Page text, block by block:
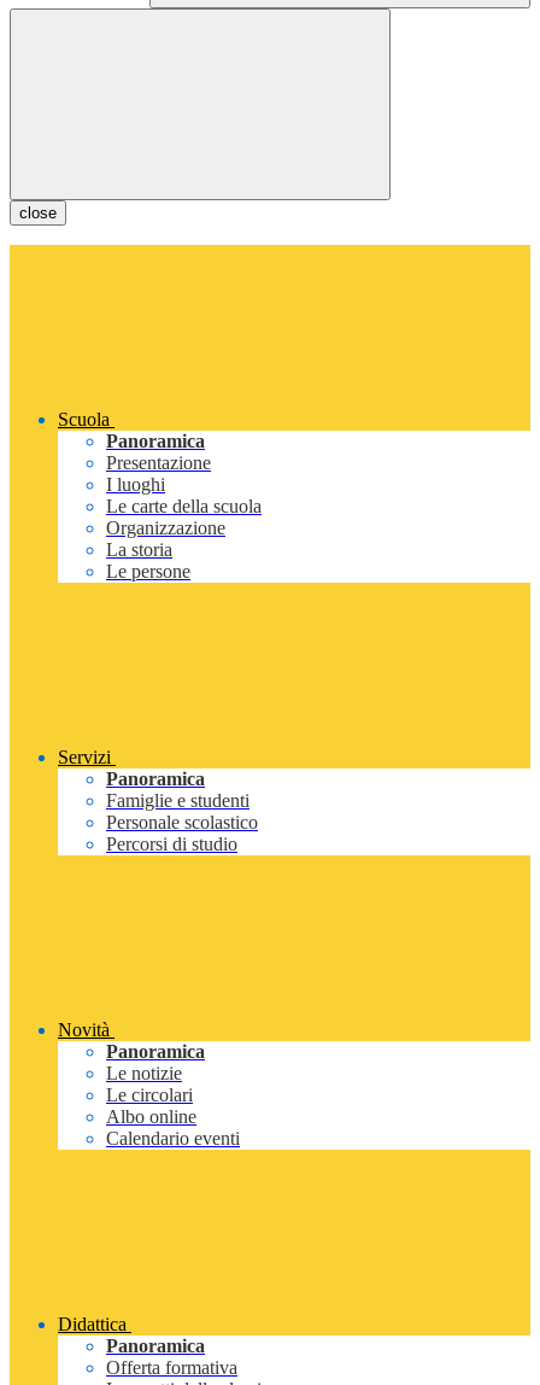
close
Scuola
Panoramica
Presentazione
I luoghi
Le carte della scuola
Organizzazione
La storia
Le persone
Servizi
Panoramica
Famiglie e studenti
Personale scolastico
Percorsi di studio
Novità
Panoramica
Le notizie
Le circolari
Albo online
Calendario eventi
Didattica
Panoramica
Offerta formativa